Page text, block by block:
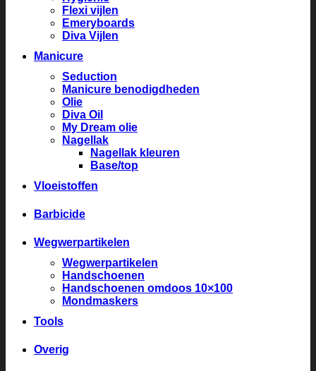
Flexi vijlen
Emeryboards
Diva Vijlen
Manicure
Seduction
Manicure benodigdheden
Olie
Diva Oil
My Dream olie
Nagellak
Nagellak kleuren
Base/top
Vloeistoffen
Barbicide
Wegwerpartikelen
Wegwerpartikelen
Handschoenen
Handschoenen omdoos 10×100
Mondmaskers
Tools
Overig